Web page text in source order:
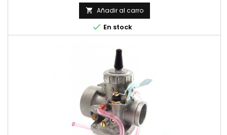
 Añadir al carro
 En stock